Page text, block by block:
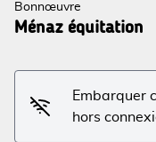
Bonnœuvre
Ménaz équitation
Embarquer
hors